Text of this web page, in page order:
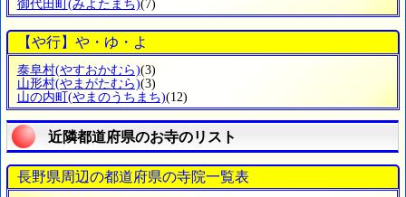
御代田町 (みよたまち)(7)
【や行】や・ゆ・よ
泰阜村(やすおかむら)(3)
山形村(やまがたむら)(3)
山の内町 (やまのうちまち)(12)
近隣都道府県のお寺のリスト
長野県周辺の都道府県の寺院一覧表